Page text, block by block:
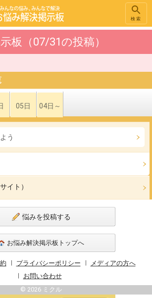
検索
板（07/31の投稿）
05日 04日～
う
イト）
悩みを投稿する
お悩み解決掲示板トップへ
プライバシーポリシー
メディアの方へ
お問い合わせ
© 2026 ミクル